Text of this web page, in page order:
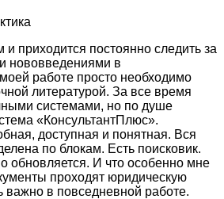
и приходится постоянно следить за
нововведениями в
работе просто необходимо
литературой. За все время
системами, но по душе
«КонсультантПлюс».
доступная и понятная. Вся
по блокам. Есть поисковик.
обновляется. И что особенно мне
проходят юридическую
важно в повседневной работе.